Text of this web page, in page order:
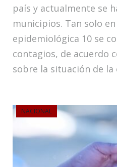
país y actualmente se
municipios. Tan solo
epidemiológica 10 se
contagios, de acuerdo
sobre la situación de la
NACIONAL